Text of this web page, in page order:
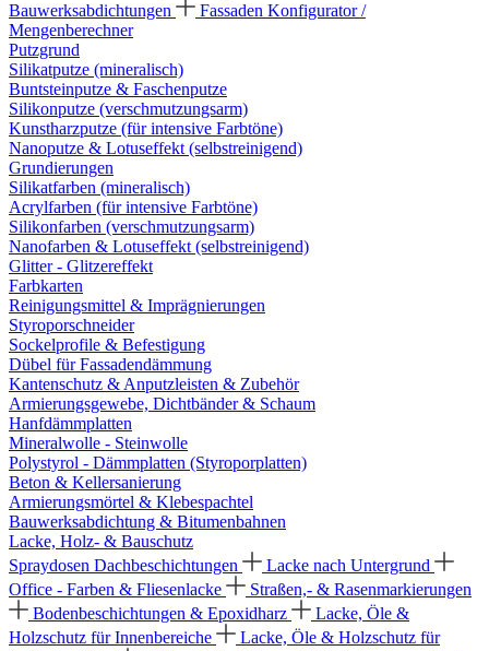
Bauwerksabdichtungen
Fassaden Konfigurator /
Mengenberechner
Putzgrund
Silikatputze (mineralisch)
Buntsteinputze & Faschenputze
Silikonputze (verschmutzungsarm)
Kunstharzputze (für intensive Farbtöne)
Nanoputze & Lotuseffekt (selbstreinigend)
Grundierungen
Silikatfarben (mineralisch)
Acrylfarben (für intensive Farbtöne)
Silikonfarben (verschmutzungsarm)
Nanofarben & Lotuseffekt (selbstreinigend)
Glitter - Glitzereffekt
Farbkarten
Reinigungsmittel & Imprägnierungen
Styroporschneider
Sockelprofile & Befestigung
Dübel für Fassadendämmung
Kantenschutz & Anputzleisten & Zubehör
Armierungsgewebe, Dichtbänder & Schaum
Hanfdämmplatten
Mineralwolle - Steinwolle
Polystyrol - Dämmplatten (Styroporplatten)
Beton & Kellersanierung
Armierungsmörtel & Klebespachtel
Bauwerksabdichtung & Bitumenbahnen
Lacke, Holz- & Bauschutz
Spraydosen Dachbeschichtungen
Lacke nach Untergrund
Office - Farben & Fliesenlacke
Straßen,- & Rasenmarkierungen
Bodenbeschichtungen & Epoxidharz
Lacke, Öle &
Holzschutz für Innenbereiche
Lacke, Öle & Holzschutz für